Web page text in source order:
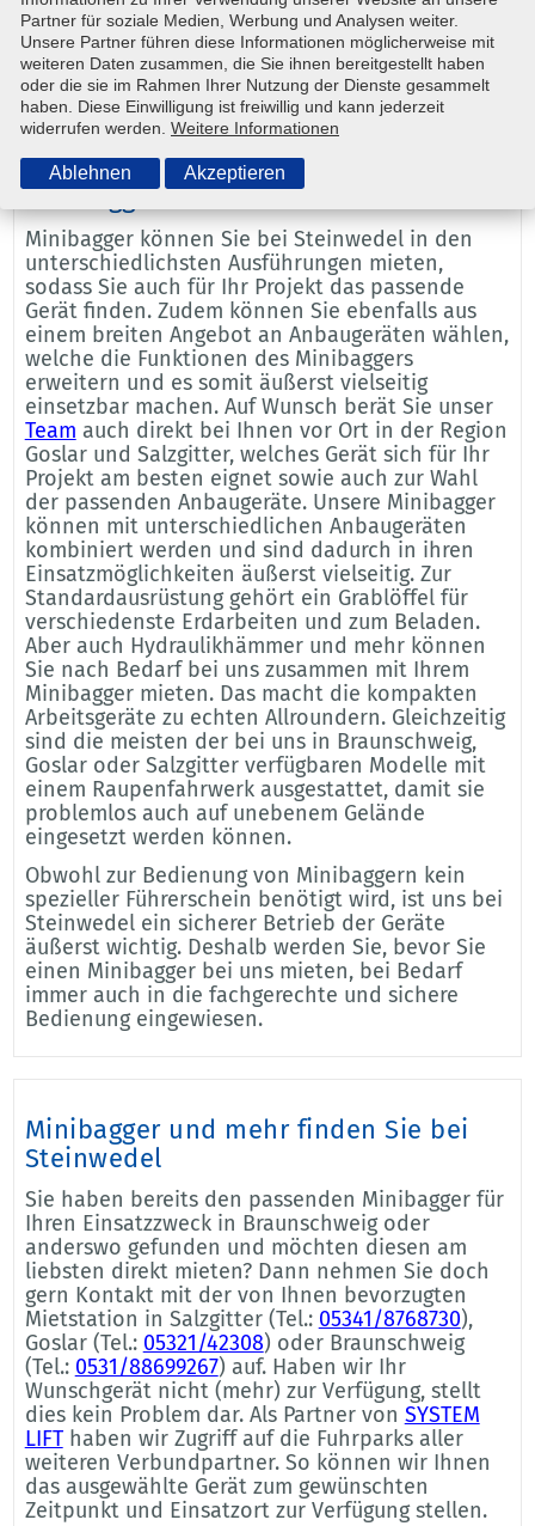
Vielzahl unterschiedlichster Geräte. Als Teil von
SYSTEM LIFTvermieten wir sogar deutschland- und
europaweit. Wir freuen uns auf IhreAnfrage!
Für jedes Projekt den passenden
Minibagger mieten
Minibagger können Sie bei Steinwedel in den
unterschiedlichsten Ausführungen mieten,
sodass Sie auch für Ihr Projekt das passende
Gerät finden. Zudem können Sie ebenfalls aus
einem breiten Angebot an Anbaugeräten wählen,
welche die Funktionen des Minibaggers
erweitern und es somit äußerst vielseitig
einsetzbar machen. Auf Wunsch berät Sie unser
Team auch direkt bei Ihnen vor Ort in der Region
Goslar und Salzgitter, welches Gerät sich für Ihr
Projekt am besten eignet sowie auch zur Wahl
der passenden Anbaugeräte. Unsere Minibagger
können mit unterschiedlichen Anbaugeräten
kombiniert werden und sind dadurch in ihren
Einsatzmöglichkeiten äußerst vielseitig. Zur
Standardausrüstung gehört ein Grablöffel für
verschiedenste Erdarbeiten und zum Beladen.
Aber auch Hydraulikhämmer und mehr können
Sie nach Bedarf bei uns zusammen mit Ihrem
Minibagger mieten. Das macht die kompakten
Arbeitsgeräte zu echten Allroundern. Gleichzeitig
sind die meisten der bei uns in Braunschweig,
Goslar oder Salzgitter verfügbaren Modelle mit
einem Raupenfahrwerk ausgestattet, damit sie
problemlos auch auf unebenem Gelände
eingesetzt werden können.
Obwohl zur Bedienung von Minibaggern kein
spezieller Führerschein benötigt wird, ist uns bei
Steinwedel ein sicherer Betrieb der Geräte
äußerst wichtig. Deshalb werden Sie, bevor Sie
einen Minibagger bei uns mieten, bei Bedarf
immer auch in die fachgerechte und sichere
Bedienung eingewiesen.
Minibagger und mehr finden Sie bei
Steinwedel
Sie haben bereits den passenden Minibagger für
Ihren Einsatzzweck in Braunschweig oder
anderswo gefunden und möchten diesen am
liebsten direkt mieten? Dann nehmen Sie doch
gern Kontakt mit der von Ihnen bevorzugten
Mietstation in Salzgitter (Tel.: 05341/8768730),
Goslar (Tel.: 05321/42308) oder Braunschweig
(Tel.: 0531/88699267) auf. Haben wir Ihr
Wunschgerät nicht (mehr) zur Verfügung, stellt
dies kein Problem dar. Als Partner von SYSTEM
LIFThaben wir Zugriff auf die Fuhrparks aller
weiteren Verbundpartner. So können wir Ihnen
das ausgewählte Gerät zum gewünschten
Zeitpunkt und Einsatzort zur Verfügung stellen.
Partner für soziale Medien, Werbung und Analysen weiter.
Unsere Partner führen diese Informationen möglicherweise mit
weiteren Daten zusammen, die Sie ihnen bereitgestellt haben
oder die sie im Rahmen Ihrer Nutzung der Dienste gesammelt
haben. Diese Einwilligung ist freiwillig und kann jederzeit
widerrufen werden. Weitere Informationen
Ablehnen Akzeptieren